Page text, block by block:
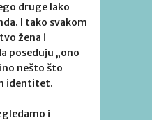
druge lako
I tako svakom
žena i
poseduju „ono
nešto što
identitet.
i